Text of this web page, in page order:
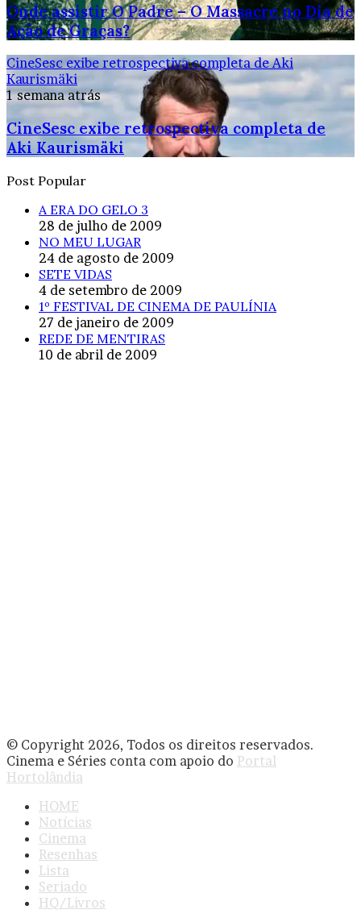
Onde assistir O Padre – O Massacre no Dia de
Ação de Graças?
CineSesc exibe retrospectiva completa de Aki
Kaurismäki
1 semana atrás
CineSesc exibe retrospectiva completa de
Aki Kaurismäki
Post Popular
A ERA DO GELO 3
28 de julho de 2009
NO MEU LUGAR
24 de agosto de 2009
SETE VIDAS
4 de setembro de 2009
1º FESTIVAL DE CINEMA DE PAULÍNIA
27 de janeiro de 2009
REDE DE MENTIRAS
10 de abril de 2009
© Copyright 2026, Todos os direitos reservados.
Cinema e Séries conta com apoio do Portal
Hortolândia
HOME
Notícias
Cinema
Resenhas
Lista
Seriado
HQ/Livros